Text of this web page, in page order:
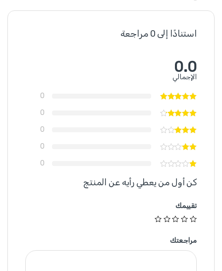
استنادًا إلى 0 مراجعة
0.0
الإجمالي
0
0
0
0
0
كن أول من يعطي رأيه عن المنتج
تقييمك
مراجعتك